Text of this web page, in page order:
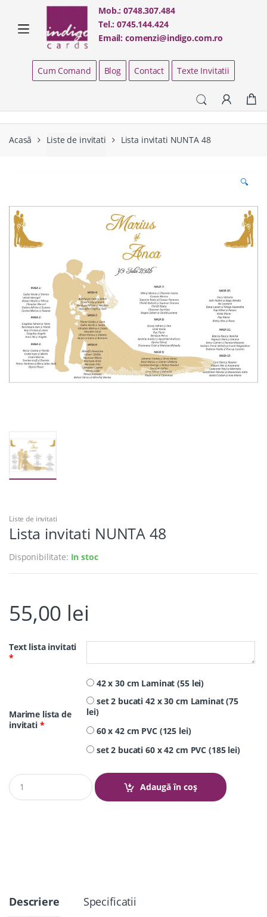
navigation
content
Mob.:0748.307.484
Tel.:0745.144.424
Email:comenzi@indigo.com.ro
Cum Comand Blog Contact Texte Invitatii
Acasă Liste de invitati Lista invitati NUNTA 48
🔍
Liste de invitati
Lista invitati NUNTA 48
Disponibilitate: In stoc
55,00 lei
Text lista invitati
*
Marime lista de
invitati *
42 x 30 cm Laminat (55 lei)
set 2 bucati 42 x 30 cm Laminat (75
lei)
60 x 42 cm PVC (125 lei)
set 2 bucati 60 x 42 cm PVC (185 lei)
Q
u
a
Adaugă în coș
Descriere Specificatii